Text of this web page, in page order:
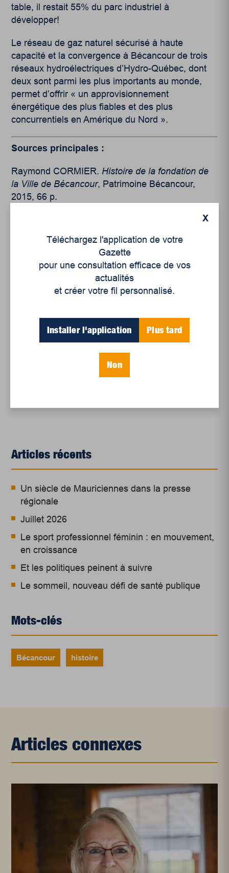
table, il restait 55% du parc industriel à
développer!
Le réseau de gaz naturel sécurisé à haute
capacité et la convergence à Bécancour de trois
réseaux hydroélectriques d’Hydro-Québec, dont
deux sont parmi les plus importants au monde,
permet d’offrir « un approvisionnement
énergétique des plus fiables et des plus
concurrentiels en Amérique du Nord ».
Sources principales :
Raymond CORMIER. Histoire de la fondation de
la Ville de Bécancour, Patrimoine Bécancour,
2015, 66 p.
Sébastien LACROIX. « Le parc industriel et
portuaire de Bécancour souligne ses 50 ans »,
11 mai 2018.
Articles récents
Un siècle de Mauriciennes dans la presse
régionale
Juillet 2026
Le sport professionnel féminin : en mouvement,
en croissance
Et les politiques peinent à suivre
Le sommeil, nouveau défi de santé publique
Mots-clés
Bécancour histoire
Articles connexes
X
Téléchargez l'application de votre
Gazette
pour une consultation efficace de vos
actualités
et créer votre fil personnalisé.
Installer l'application Plus tard
Non